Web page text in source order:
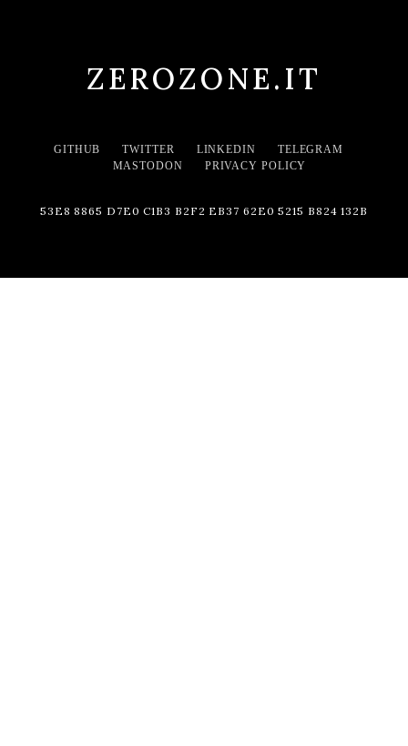
ZEROZONE.IT
GITHUB TWITTER LINKEDIN
TELEGRAM
MASTODON
PRIVACY POLICY
53E8 8865 D7E0 C1B3 B2F2 EB37 62E0 5215 B824 132B